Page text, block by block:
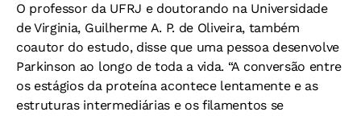
O professor da UFRJ e doutorando na Universidade
de Virginia, Guilherme A. P. de Oliveira, também
coautor do estudo, disse que uma pessoa desenvolve
Parkinson ao longo de toda a vida. “A conversão entre
os estágios da proteína acontece lentamente e as
estruturas intermediárias e os filamentos se